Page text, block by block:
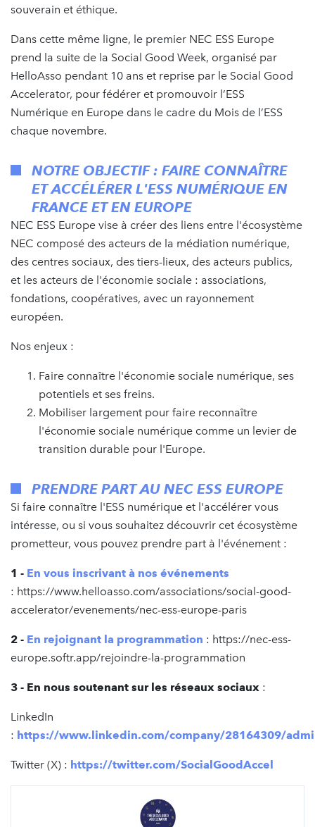
souverain et éthique.
Dans cette même ligne, le premier NEC ESS Europe
prend la suite de la Social Good Week, organisé par
HelloAsso pendant 10 ans et reprise par le Social Good
Accelerator, pour fédérer et promouvoir l’ESS
Numérique en Europe dans le cadre du Mois de l’ESS
chaque novembre.
NOTRE OBJECTIF : FAIRE CONNAÎTRE
ET ACCÉLÉRER L'ESS NUMÉRIQUE EN
FRANCE ET EN EUROPE
NEC ESS Europe vise à créer des liens entre l'écosystème
NEC composé des acteurs de la médiation numérique,
des centres sociaux, des tiers-lieux, des acteurs publics,
et les acteurs de l'économie sociale : associations,
fondations, coopératives, avec un rayonnement
européen.
Nos enjeux :
Faire connaître l'économie sociale numérique, ses
potentiels et ses freins.
Mobiliser largement pour faire reconnaître
l'économie sociale numérique comme un levier de
transition durable pour l'Europe.
PRENDRE PART AU NEC ESS EUROPE
Si faire connaître l'ESS numérique et l'accélérer vous
intéresse, ou si vous souhaitez découvrir cet écosystème
prometteur, vous pouvez prendre part à l'événement :
1 - En vous inscrivant à nos événements
: https://www.helloasso.com/associations/social-good-
accelerator/evenements/nec-ess-europe-paris
2 - En rejoignant la programmation : https://nec-ess-
europe.softr.app/rejoindre-la-programmation
3 - En nous soutenant sur les réseaux sociaux :
LinkedIn
: https://www.linkedin.com/company/28164309/
Twitter (X) : https://twitter.com/SocialGoodAccel